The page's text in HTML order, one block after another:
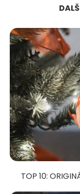
TOP 10: